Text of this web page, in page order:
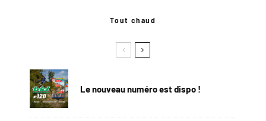
Tout chaud
Le nouveau numéro est dispo !